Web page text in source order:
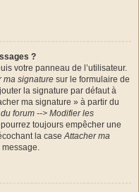
?
votre panneau de l’utilisateur.
ma signature sur le formulaire de
la signature par défaut à
ma signature » à partir du
forum --> Modifier les
toujours empêcher une
la caseAttacher ma